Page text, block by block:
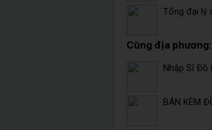
Tổng đại lý
Cùng địa phương:
Nhập Sỉ Đồ
BÁN KÈM